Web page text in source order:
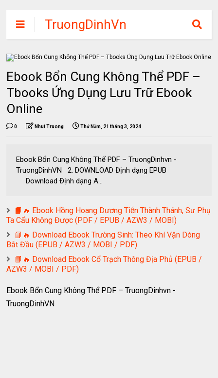
TruongDinhVn
Chia sẽ ebook,
các khóa học,
phần mềm học
tập miễn phí
Ebook Bổn Cung Không Thể PDF –
Tbooks Ứng Dụng Lưu Trữ Ebook
Online
0 Nhut Truong Thứ Năm, 21 tháng 3, 2024
Ebook Bổn Cung Không Thể PDF – TruongDinhvn -
TruongDinhVN 2. DOWNLOAD Định dạng EPUB
Download Định dạng A...
📘🔥 Ebook Hồng Hoang Dương Tiễn Thành Thánh, Sư Phụ
Ta Cẩu Không Được (PDF / EPUB / AZW3 / MOBI)
📘🔥 Download Ebook Trường Sinh: Theo Khí Vận Dòng
Bắt Đầu (EPUB / AZW3 / MOBI / PDF)
📘🔥 Download Ebook Cổ Trạch Thông Địa Phủ (EPUB /
AZW3 / MOBI / PDF)
Ebook Bổn Cung Không Thể PDF – TruongDinhvn -
TruongDinhVN